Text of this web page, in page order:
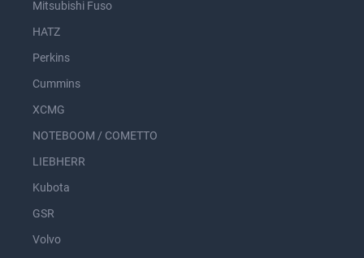
Mitsubishi Fuso
HATZ
Perkins
Cummins
XCMG
NOTEBOOM / COMETTO
LIEBHERR
Kubota
GSR
Volvo